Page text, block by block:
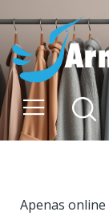
Apenas online